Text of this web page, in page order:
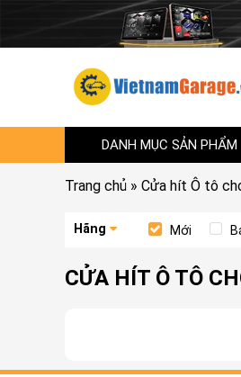
DANH MỤC SẢN PHẨM
Trang chủ » Cửa hít Ô tô
Hãng Mới
CỬA HÍT Ô TÔ